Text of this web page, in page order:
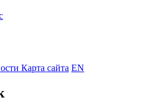
Карта сайта EN